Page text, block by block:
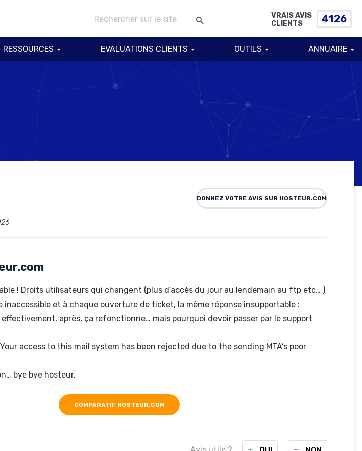
VRAIS AVIS
CLIENTS
4126
RESSOURCES EVALUATIONS CLIENTS OUTILS ANNUAIRE
DONNEZ VOTRE AVIS SUR HOSTEUR.COM
! Droits utilisateurs qui changent (plus d’accès du jour au lendemain au ftp etc… )
inaccessible et à chaque ouverture de ticket, la même réponse insupportable :
effectivement, après, ça refonctionne… mais pourquoi devoir passer par le support
access to this mail system has been rejected due to the sending MTA’s poor
bye bye hosteur.
COMPARATIF HOSTEUR.COM